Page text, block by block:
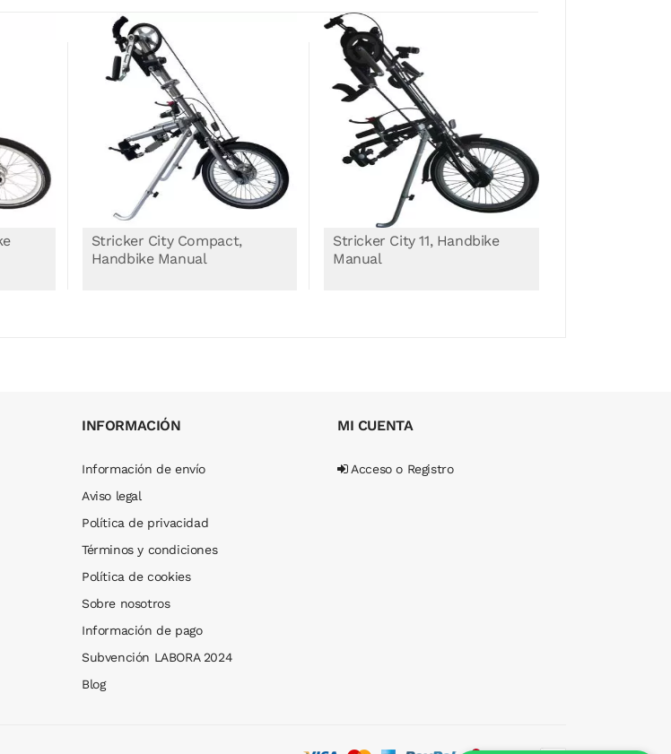
Stricker City Compact,
Handbike Manual
Stricker City 11, Handbike
Manual
INFORMACIÓN
Información de envío
Aviso legal
Política de privacidad
Términos y condiciones
Política de cookies
Sobre nosotros
Información de pago
Subvención LABORA 2024
Blog
MI CUENTA
Acceso o Registro